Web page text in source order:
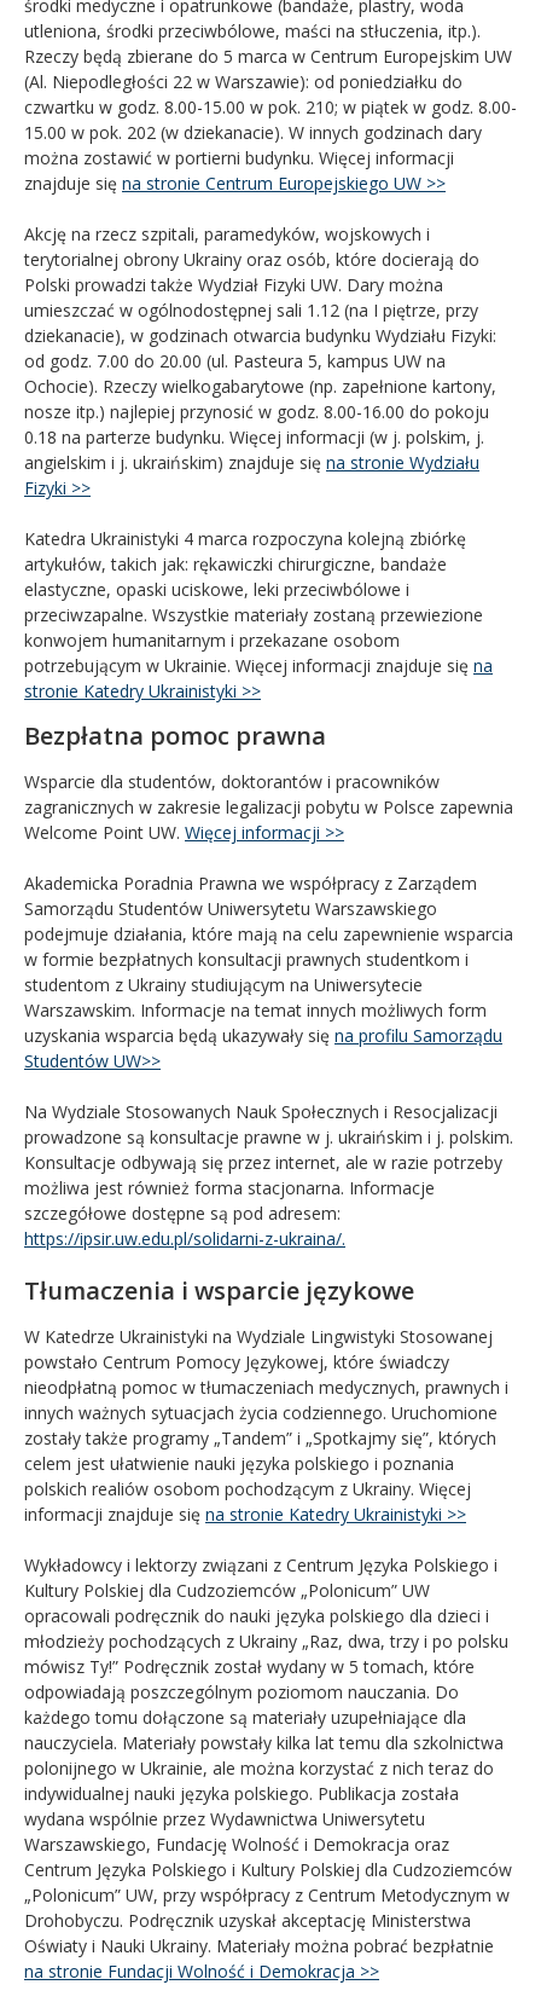
środki medyczne i opatrunkowe (bandaże, plastry, woda
utleniona, środki przeciwbólowe, maści na stłuczenia, itp.).
Rzeczy będą zbierane do 5 marca w Centrum Europejskim UW
(Al. Niepodległości 22 w Warszawie): od poniedziałku do
czwartku w godz. 8.00-15.00 w pok. 210; w piątek w godz. 8.00-
15.00 w pok. 202 (w dziekanacie). W innych godzinach dary
można zostawić w portierni budynku. Więcej informacji
znajduje się na stronie Centrum Europejskiego UW >>
Akcję na rzecz szpitali, paramedyków, wojskowych i
terytorialnej obrony Ukrainy oraz osób, które docierają do
Polski prowadzi także Wydział Fizyki UW. Dary można
umieszczać w ogólnodostępnej sali 1.12 (na I piętrze, przy
dziekanacie), w godzinach otwarcia budynku Wydziału Fizyki:
od godz. 7.00 do 20.00 (ul. Pasteura 5, kampus UW na
Ochocie). Rzeczy wielkogabarytowe (np. zapełnione kartony,
nosze itp.) najlepiej przynosić w godz. 8.00-16.00 do pokoju
0.18 na parterze budynku. Więcej informacji (w j. polskim, j.
angielskim i j. ukraińskim) znajduje się na stronie Wydziału
Fizyki >>
Katedra Ukrainistyki 4 marca rozpoczyna kolejną zbiórkę
artykułów, takich jak: rękawiczki chirurgiczne, bandaże
elastyczne, opaski uciskowe, leki przeciwbólowe i
przeciwzapalne. Wszystkie materiały zostaną przewiezione
konwojem humanitarnym i przekazane osobom
potrzebującym w Ukrainie. Więcej informacji znajduje się na
stronie Katedry Ukrainistyki >>
Bezpłatna pomoc prawna
Wsparcie dla studentów, doktorantów i pracowników
zagranicznych w zakresie legalizacji pobytu w Polsce zapewnia
Welcome Point UW. Więcej informacji >>
Akademicka Poradnia Prawna we współpracy z Zarządem
Samorządu Studentów Uniwersytetu Warszawskiego
podejmuje działania, które mają na celu zapewnienie wsparcia
w formie bezpłatnych konsultacji prawnych studentkom i
studentom z Ukrainy studiującym na Uniwersytecie
Warszawskim. Informacje na temat innych możliwych form
uzyskania wsparcia będą ukazywały się na profilu Samorządu
Studentów UW>>
Na Wydziale Stosowanych Nauk Społecznych i Resocjalizacji
prowadzone są konsultacje prawne w j. ukraińskim i j. polskim.
Konsultacje odbywają się przez internet, ale w razie potrzeby
możliwa jest również forma stacjonarna. Informacje
szczegółowe dostępne są pod adresem:
https://ipsir.uw.edu.pl/solidarni-z-ukraina/.
Tłumaczenia i wsparcie językowe
W Katedrze Ukrainistyki na Wydziale Lingwistyki Stosowanej
powstało Centrum Pomocy Językowej, które świadczy
nieodpłatną pomoc w tłumaczeniach medycznych, prawnych i
innych ważnych sytuacjach życia codziennego. Uruchomione
zostały także programy „Tandem” i „Spotkajmy się”, których
celem jest ułatwienie nauki języka polskiego i poznania
polskich realiów osobom pochodzącym z Ukrainy. Więcej
informacji znajduje się na stronie Katedry Ukrainistyki >>
Wykładowcy i lektorzy związani z Centrum Języka Polskiego i
Kultury Polskiej dla Cudzoziemców „Polonicum” UW
opracowali podręcznik do nauki języka polskiego dla dzieci i
młodzieży pochodzących z Ukrainy „Raz, dwa, trzy i po polsku
mówisz Ty!” Podręcznik został wydany w 5 tomach, które
odpowiadają poszczególnym poziomom nauczania. Do
każdego tomu dołączone są materiały uzupełniające dla
nauczyciela. Materiały powstały kilka lat temu dla szkolnictwa
polonijnego w Ukrainie, ale można korzystać z nich teraz do
indywidualnej nauki języka polskiego. Publikacja została
wydana wspólnie przez Wydawnictwa Uniwersytetu
Warszawskiego, Fundację Wolność i Demokracja oraz
Centrum Języka Polskiego i Kultury Polskiej dla Cudzoziemców
„Polonicum” UW, przy współpracy z Centrum Metodycznym w
Drohobyczu. Podręcznik uzyskał akceptację Ministerstwa
Oświaty i Nauki Ukrainy. Materiały można pobrać bezpłatnie
na stronie Fundacji Wolność i Demokracja >>